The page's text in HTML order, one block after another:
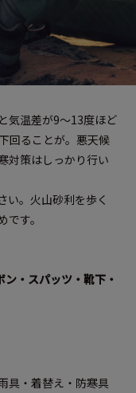
気温差が9～13度ほど
回ることが。悪天候
対策はしっかり行い
い。火山砂利を歩く
す。
・スパッツ・靴下・
具・着替え・防寒具